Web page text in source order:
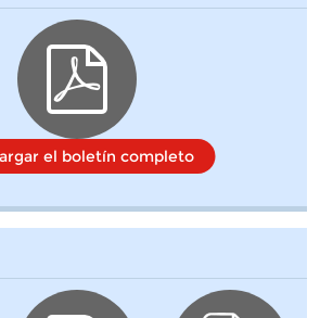
el boletín completo